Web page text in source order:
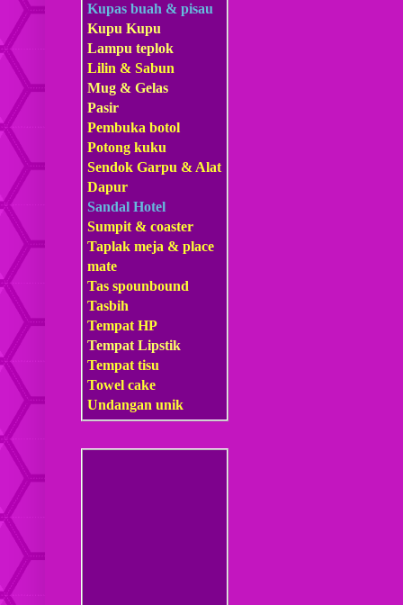
Kupas buah & pisau
Kupu Kupu
Lampu teplok
Lilin & Sabun
Mug & Gelas
Pasir
Pembuka botol
Potong kuku
Sendok Garpu & Alat
Dapur
Sandal Hotel
Sumpit & coaster
Taplak meja & place
mate
Tas spounbound
Tasbih
Tempat HP
Tempat Lipstik
Tempat tisu
Towel cake
Undangan unik